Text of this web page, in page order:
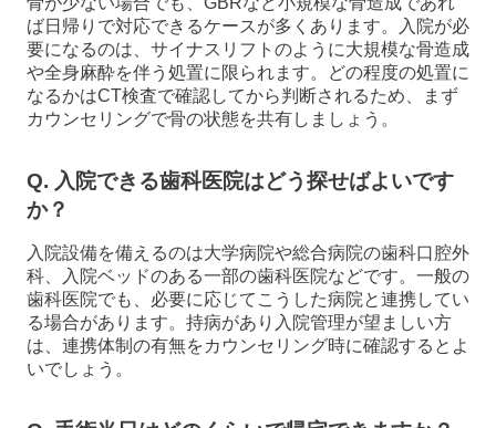
ば日帰りで対応できるケースが多くあります。入院が必
要になるのは、サイナスリフトのように大規模な骨造成
や全身麻酔を伴う処置に限られます。どの程度の処置に
なるかはCT検査で確認してから判断されるため、まず
カウンセリングで骨の状態を共有しましょう。
Q. 入院できる歯科医院はどう探せばよいです
か？
入院設備を備えるのは大学病院や総合病院の歯科口腔外
科、入院ベッドのある一部の歯科医院などです。一般の
歯科医院でも、必要に応じてこうした病院と連携してい
る場合があります。持病があり入院管理が望ましい方
は、連携体制の有無をカウンセリング時に確認するとよ
いでしょう。